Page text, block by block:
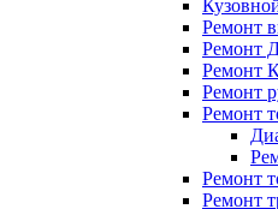
Ремонт
Ремонт
Ремонт
Ремонт
Ремонт
Ремонт
Ремонт